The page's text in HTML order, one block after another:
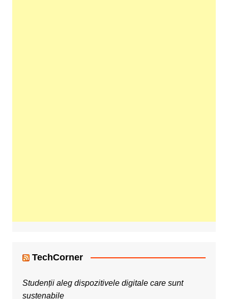
TechCorner
Studenții aleg dispozitivele digitale care sunt
sustenabile